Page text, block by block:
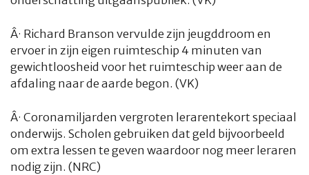
Â· Richard Branson vervulde zijn jeugddroom en
ervoer in zijn eigen ruimteschip 4 minuten van
gewichtloosheid voor het ruimteschip weer aan de
afdaling naar de aarde begon. (VK)
Â· Coronamiljarden vergroten lerarentekort speciaal
onderwijs. Scholen gebruiken dat geld bijvoorbeeld
om extra lessen te geven waardoor nog meer leraren
nodig zijn. (NRC)